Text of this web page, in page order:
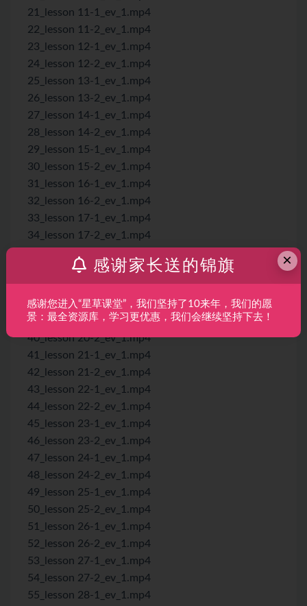
21_lesson 11-1_ev_1.mp4
22_lesson 11-2_ev_1.mp4
23_lesson 12-1_ev_1.mp4
24_lesson 12-2_ev_1.mp4
25_lesson 13-1_ev_1.mp4
26_lesson 13-2_ev_1.mp4
27_lesson 14-1_ev_1.mp4
28_lesson 14-2_ev_1.mp4
29_lesson 15-1_ev_1.mp4
30_lesson 15-2_ev_1.mp4
31_lesson 16-1_ev_1.mp4
32_lesson 16-2_ev_1.mp4
33_lesson 17-1_ev_1.mp4
34_lesson 17-2_ev_1.mp4
36_lesson 18-2_ev_1.mp4
37_lesson 19-1_ev_1.mp4
38_lesson 19-2_ev_1.mp4
39_lesson 20-1_ev_1.mp4
40_lesson 20-2_ev_1.mp4
41_lesson 21-1_ev_1.mp4
42_lesson 21-2_ev_1.mp4
43_lesson 22-1_ev_1.mp4
44_lesson 22-2_ev_1.mp4
45_lesson 23-1_ev_1.mp4
46_lesson 23-2_ev_1.mp4
47_lesson 24-1_ev_1.mp4
48_lesson 24-2_ev_1.mp4
49_lesson 25-1_ev_1.mp4
50_lesson 25-2_ev_1.mp4
51_lesson 26-1_ev_1.mp4
52_lesson 26-2_ev_1.mp4
53_lesson 27-1_ev_1.mp4
54_lesson 27-2_ev_1.mp4
55_lesson 28-1_ev_1.mp4
×
感谢家长送的锦旗
感谢您进入“星草课堂”，我们坚持了10来年，我们的愿
景：最全资源库，学习更优惠，我们会继续坚持下去！